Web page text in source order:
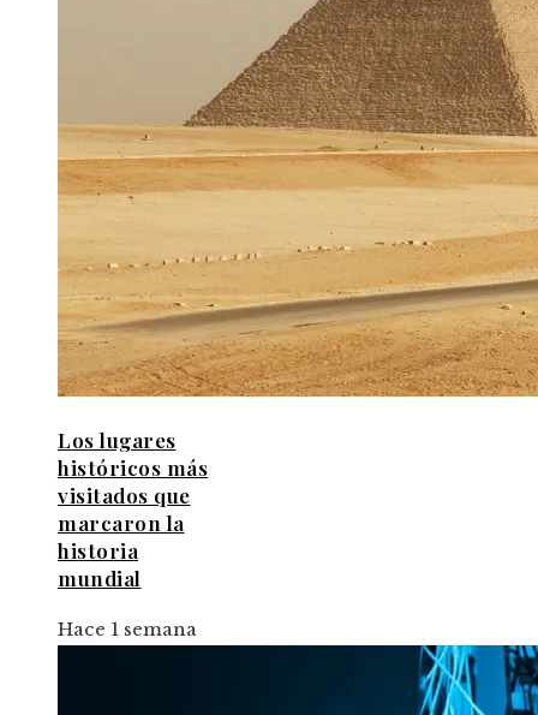
Los lugares
históricos más
visitados que
marcaron la
historia
mundial
Hace 1 semana